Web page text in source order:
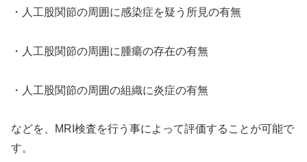
・人工股関節の周囲に感染症を疑う所見の有無
・人工股関節の周囲に腫瘍の存在の有無
・人工股関節の周囲の組織に炎症の有無
などを、MRI検査を行う事によって評価することが可能で
す。